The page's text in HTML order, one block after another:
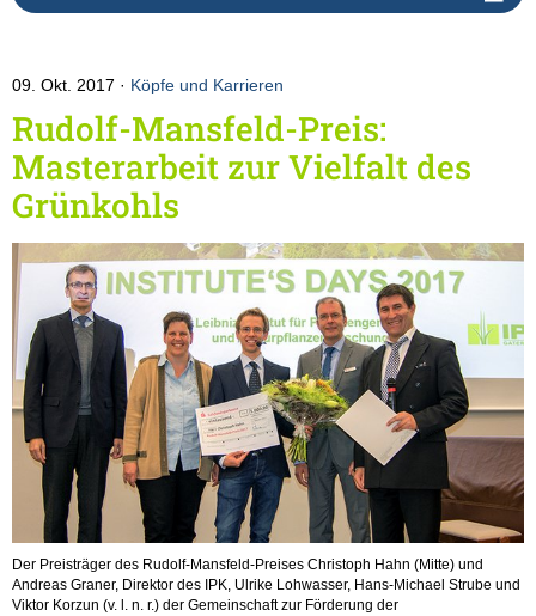
09. Okt. 2017 Köpfe und Karrieren
Rudolf-Mansfeld-Preis:
Masterarbeit zur Vielfalt des
Grünkohls
Der Preisträger des Rudolf-Mansfeld-Preises Christoph Hahn (Mitte) und
Andreas Graner, Direktor des IPK, Ulrike Lohwasser, Hans-Michael Strube und
Viktor Korzun (v. l. n. r.) der Gemeinschaft zur Förderung der